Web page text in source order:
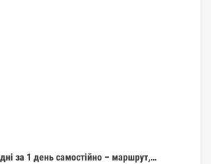
за 1 день самостійно – маршрут,…